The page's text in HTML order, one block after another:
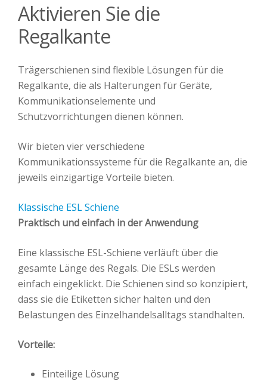
Aktivieren Sie die
Regalkante
Trägerschienen sind flexible Lösungen für die
Regalkante, die als Halterungen für Geräte,
Kommunikationselemente und
Schutzvorrichtungen dienen können.
Wir bieten vier verschiedene
Kommunikationssysteme für die Regalkante an, die
jeweils einzigartige Vorteile bieten.
Klassische ESL Schiene
Praktisch und einfach in der Anwendung
Eine klassische ESL-Schiene verläuft über die
gesamte Länge des Regals. Die ESLs werden
einfach eingeklickt. Die Schienen sind so konzipiert,
dass sie die Etiketten sicher halten und den
Belastungen des Einzelhandelsalltags standhalten.
Vorteile:
Einteilige Lösung